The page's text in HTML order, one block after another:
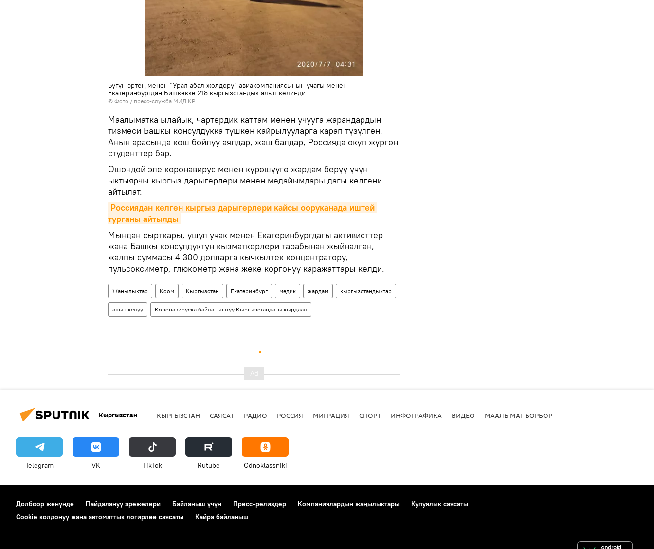
Бүгүн эртең менен “Урал абал жолдору” авиакомпаниясынын учагы менен
Екатеринбургдан Бишкекке 218 кыргызстандык алып келинди
© Фото / пресс-служба МИД КР
Маалыматка ылайык, чартердик каттам менен учууга жарандардын
тизмеси Башкы консулдукка түшкөн кайрылууларга карап түзүлгөн.
Анын арасында кош бойлуу аялдар, жаш балдар, Россияда окуп жүргөн
студенттер бар.
Ошондой эле коронавирус менен күрөшүүгө жардам берүү үчүн
ыктыярчы кыргыз дарыгерлери менен медайымдары дагы келгени
айтылат.
Россиядан келген кыргыз дарыгерлери кайсы ооруканада иштей
турганы айтылды
Мындан сырткары, ушул учак менен Екатеринбургдагы активисттер
жана Башкы консулдуктун кызматкерлери тарабынан жыйналган,
жалпы суммасы 4 300 долларга кычкылтек концентратору,
пульсоксиметр, глюкометр жана жеке коргонуу каражаттары келди.
Жаңылыктар Коом Кыргызстан Екатеринбург медик жардам кыргызстандыктар
алып келүү Коронавируска байланыштуу Кыргызстандагы кырдаал
Кыргызстан КЫРГЫЗСТАН САЯСАТ РАДИО РОССИЯ МИГРАЦИЯ СПОРТ ИНФОГРАФИКА ВИДЕО МААЛЫМАТ БОРБОР
Telegram VK ТikТоk Rutube Odnoklassniki
Долбоор жөнүндө Пайдалануу эрежелери Байланыш үчүн Пресс-релиздер Компаниялардын жаңылыктары
Купуялык саясаты
Cookie колдонуу жана автоматтык логирлөө саясаты
Кайра байланыш